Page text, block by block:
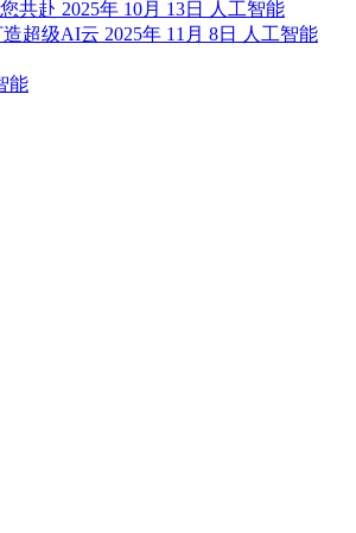
共赴 2025年 10月 13日
人工智能
超级AI云 2025年 11月 8日
人工智能
能